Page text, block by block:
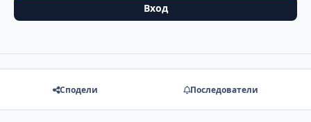
Вход
Сподели Последователи